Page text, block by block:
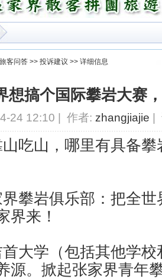
旅客问答 >> 投诉建议 >> 详细信息
想搞个国际攀岩大赛
24 12:10 | 作者: zhangjiajie |
吃山，哪里有具备
攀岩俱乐部：把全
界来！
大学（包括其他学
源。掀起张家界青年